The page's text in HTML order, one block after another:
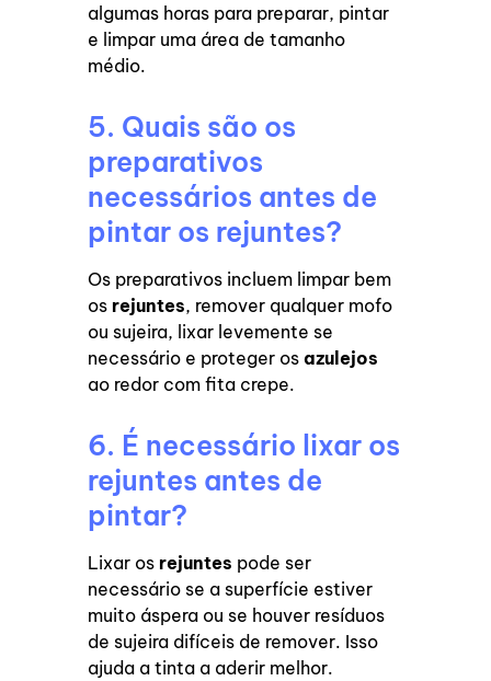
algumas horas para preparar, pintar
e limpar uma área de tamanho
médio.
5. Quais são os
preparativos
necessários antes de
pintar os rejuntes?
Os preparativos incluem limpar bem
os rejuntes, remover qualquer mofo
ou sujeira, lixar levemente se
necessário e proteger osazulejos
ao redor com fita crepe.
6. É necessário lixar os
rejuntes antes de
pintar?
Lixar os rejuntes pode ser
necessário se a superfície estiver
muito áspera ou se houver resíduos
de sujeira difíceis de remover. Isso
ajuda a tinta a aderir melhor.